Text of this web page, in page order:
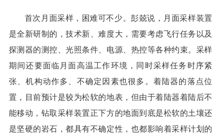
首次月面采样，困难可不少。彭兢说，月面采样装置
是全新研制的，技术新、难度大，需要考虑飞行任务以及
探测器的测控、光照条件、电源、热控等各种约束。采样
期间还要面临月面高温工作环境，同时采样任务时序紧
张、机构动作多、不确定因素也很多。着陆器的落点位
置，目前预计是较为松软的地表，但由于着陆器着陆后不
能移动，钻取采样装置正下方的地面到底是松软的土壤还
是坚硬的岩石，都具有不确定性，也都影响着采样计划的